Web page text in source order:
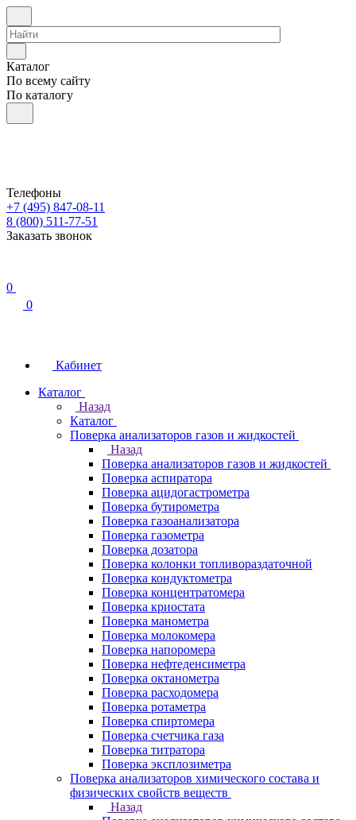
Каталог
По всему сайту
По каталогу
Телефоны
+7 (495) 847-08-11
8 (800) 511-77-51
Заказать звонок
0
0
Кабинет
Каталог
Назад
Каталог
Поверка анализаторов газов и жидкостей
Назад
Поверка анализаторов газов и жидкостей
Поверка аспиратора
Поверка ацидогастрометра
Поверка бутирометра
Поверка газоанализатора
Поверка газометра
Поверка дозатора
Поверка колонки топливораздаточной
Поверка кондуктометра
Поверка концентратомера
Поверка криостата
Поверка манометра
Поверка молокомера
Поверка напоромера
Поверка нефтеденсиметра
Поверка октанометра
Поверка расходомера
Поверка ротаметра
Поверка спиртомера
Поверка счетчика газа
Поверка титратора
Поверка эксплозиметра
Поверка анализаторов химического состава и
физических свойств веществ
Назад